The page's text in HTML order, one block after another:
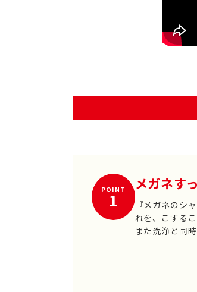
POINT
1
メガネす
『メガネのシ
れを、こする
また洗浄と同